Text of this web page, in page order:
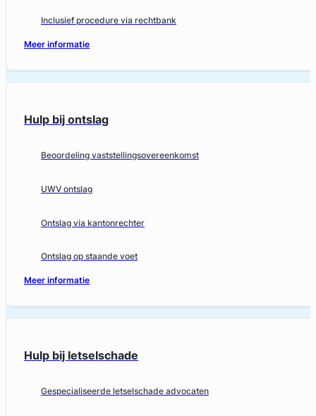
Inclusief procedure via rechtbank
Meer informatie
Hulp bij ontslag
Beoordeling vaststellingsovereenkomst
UWV ontslag
Ontslag via kantonrechter
Ontslag op staande voet
Meer informatie
Hulp bij letselschade
Gespecialiseerde letselschade advocaten